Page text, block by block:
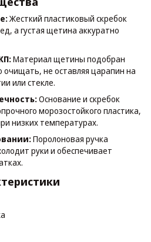
Жесткий пластиковый скребок
а густая щетина аккуратно
Материал щетины подобран
не оставляя царапин на
или стекле.
Основание и скребок
морозостойкого пластика,
низких температурах.
Поролоновая ручка
руки и обеспечивает